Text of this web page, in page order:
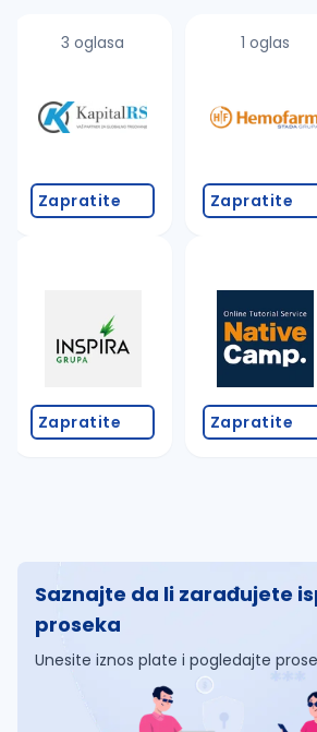
proverite pravopisne greške
promenite odabrane filtere
3 oglasa
Zapratite
Zapratite
1 oglas
Zapratite
Zapratite
Saznajte da li zarađujete
proseka
Unesite iznos plate i pogledajte